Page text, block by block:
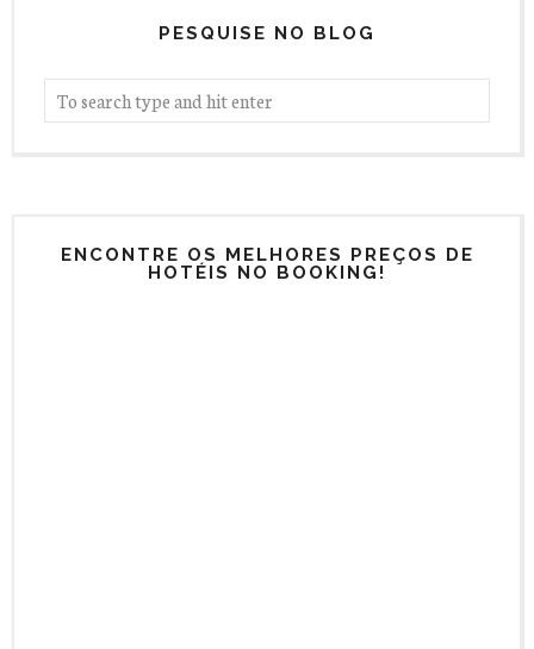
PESQUISE NO BLOG
ENCONTRE OS MELHORES PREÇOS DE
HOTÉIS NO BOOKING!